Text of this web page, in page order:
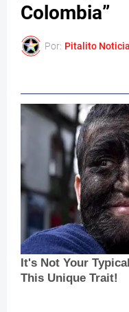
Colombia”
Por: Pitalito